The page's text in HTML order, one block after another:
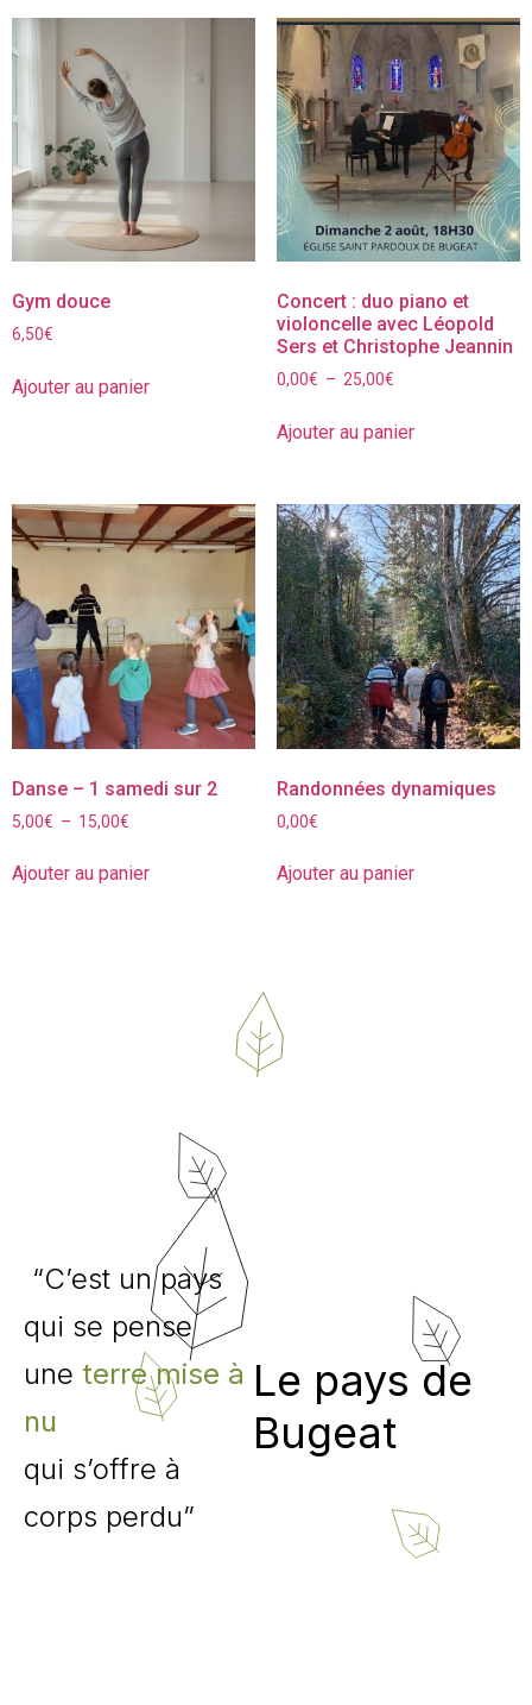
Gym douce
6,50€
Ajouter au panier
Concert : duo piano et
violoncelle avec Léopold
Sers et Christophe Jeannin
0,00€ – 25,00€
Ajouter au panier
Danse – 1 samedi sur 2
5,00€ – 15,00€
Ajouter au panier
Randonnées dynamiques
0,00€
Ajouter au panier
“C’est un pays
qui se pense
une terre mise à
nu
qui s’offre à
corps perdu”
Le pays de
Bugeat